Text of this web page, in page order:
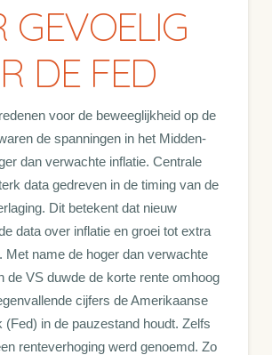
GEVOELIG
DE FED
voor de beweeglijkheid op de
de spanningen in het Midden-
dan verwachte inflatie. Centrale
data gedreven in de timing van de
Dit betekent dat nieuw
data over inflatie en groei tot extra
Met name de hoger dan verwachte
de VS duwde de korte rente omhoog
cijfers de Amerikaanse
(Fed) in de pauzestand houdt. Zelfs
renteverhoging werd genoemd. Zo